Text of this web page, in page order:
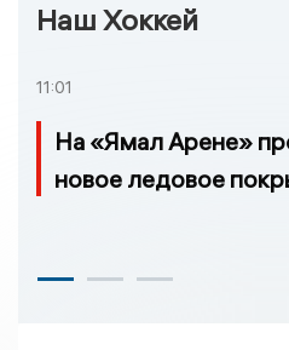
Наш Хоккей
11:01
На «Ямал Арене»
новое ледовое